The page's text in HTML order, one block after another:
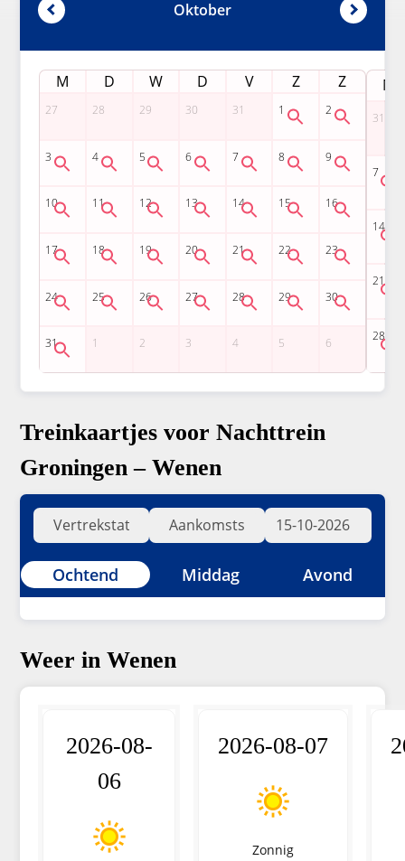
Oktober
M D W D V Z Z M
Treinkaartjes voor Nachttrein
Groningen – Wenen
Ochtend Middag Avond
Weer in Wenen
2026-08-
06
2026-08-07
Zonnig